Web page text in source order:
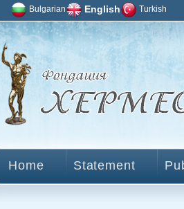
Bulgarian English Turkish
Home Statement